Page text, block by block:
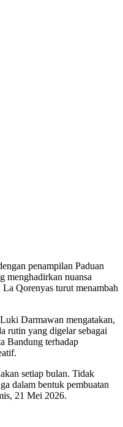
penampilan Paduan
menghadirkan nuansa
Qorenyas turut menambah
Darmawan mengatakan,
rutin yang digelar sebagai
Bandung terhadap
setiap bulan. Tidak
dalam bentuk pembuatan
21 Mei 2026.